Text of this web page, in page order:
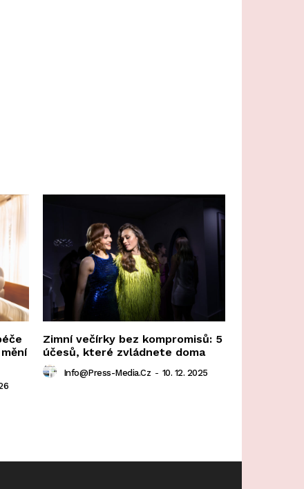
Zimní večírky bez kompromisů: 5
účesů, které zvládnete doma
Info@press-Media.cz - 10. 12. 2025